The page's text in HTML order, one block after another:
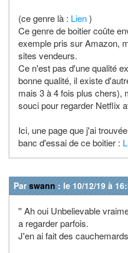
(ce genre là : Lien)
Ce genre de boitier coûte
exemple pris sur Amazon,
sites vendeurs.
Ce n'est pas d'une qualité
bonne qualité, il existe
mais 3 à 4 fois plus chers),
souci pour regarder Netflix
Ici, une page que j'ai
banc d'essai de ce boitier :
Parswann : le 10/12/19 à
'' Ah oui Unbelievable
a regarder parfois.
J'en ai fait des